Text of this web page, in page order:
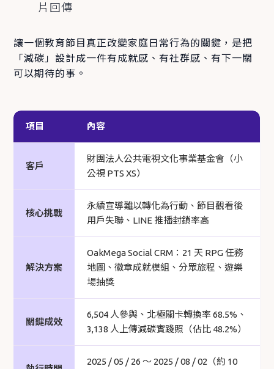
片回傳
讓一個教育節目真正改變家庭日常行為的關鍵，是把
「減碳」設計成一件有成就感、有社群感、有下一關
可以期待的事。
項目 內容
客戶
財團法人公共電視文化事業基金會（小
公視 PTS XS）
核心挑戰
永續宣導難以轉化為行動、節目觀看後
用戶失聯、LINE 推播封鎖率高
解決方案
OakMega Social CRM：21 天 RPG 任務
地圖、徽章成就模組、分眾旅程、遊樂
場抽獎
關鍵成效
6,504 人參與、北極關卡轉換率 68.5%、
3,138 人上傳減碳實踐照（佔比 48.2%）
2025 / 05 / 26 ～ 2025 / 08 / 02（約 10